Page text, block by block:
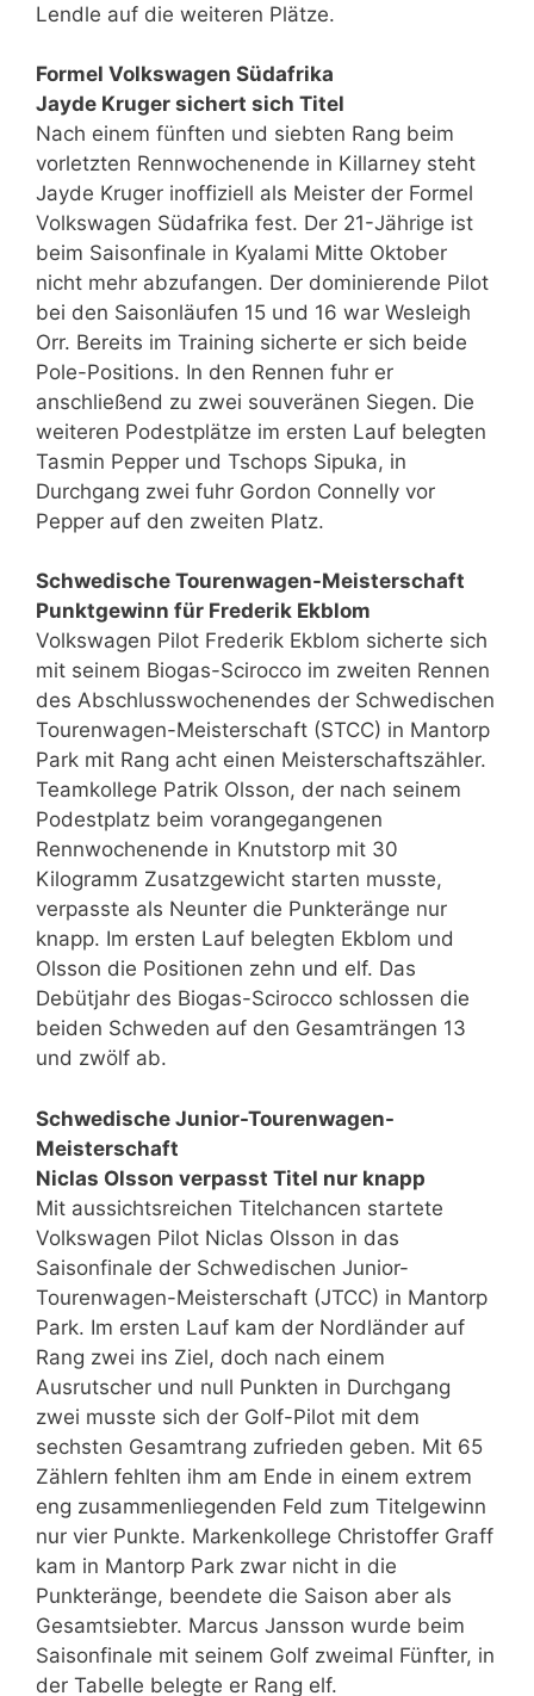
Lendle auf die weiteren Plätze.
Formel Volkswagen Südafrika
Jayde Kruger sichert sich Titel
Nach einem fünften und siebten Rang beim
vorletzten Rennwochenende in Killarney steht
Jayde Kruger inoffiziell als Meister der Formel
Volkswagen Südafrika fest. Der 21-Jährige ist
beim Saisonfinale in Kyalami Mitte Oktober
nicht mehr abzufangen. Der dominierende Pilot
bei den Saisonläufen 15 und 16 war Wesleigh
Orr. Bereits im Training sicherte er sich beide
Pole-Positions. In den Rennen fuhr er
anschließend zu zwei souveränen Siegen. Die
weiteren Podestplätze im ersten Lauf belegten
Tasmin Pepper und Tschops Sipuka, in
Durchgang zwei fuhr Gordon Connelly vor
Pepper auf den zweiten Platz.
Schwedische Tourenwagen-Meisterschaft
Punktgewinn für Frederik Ekblom
Volkswagen Pilot Frederik Ekblom sicherte sich
mit seinem Biogas-Scirocco im zweiten Rennen
des Abschlusswochenendes der Schwedischen
Tourenwagen-Meisterschaft (STCC) in Mantorp
Park mit Rang acht einen Meisterschaftszähler.
Teamkollege Patrik Olsson, der nach seinem
Podestplatz beim vorangegangenen
Rennwochenende in Knutstorp mit 30
Kilogramm Zusatzgewicht starten musste,
verpasste als Neunter die Punkteränge nur
knapp. Im ersten Lauf belegten Ekblom und
Olsson die Positionen zehn und elf. Das
Debütjahr des Biogas-Scirocco schlossen die
beiden Schweden auf den Gesamträngen 13
und zwölf ab.
Schwedische Junior-Tourenwagen-
Meisterschaft
Niclas Olsson verpasst Titel nur knapp
Mit aussichtsreichen Titelchancen startete
Volkswagen Pilot Niclas Olsson in das
Saisonfinale der Schwedischen Junior-
Tourenwagen-Meisterschaft (JTCC) in Mantorp
Park. Im ersten Lauf kam der Nordländer auf
Rang zwei ins Ziel, doch nach einem
Ausrutscher und null Punkten in Durchgang
zwei musste sich der Golf-Pilot mit dem
sechsten Gesamtrang zufrieden geben. Mit 65
Zählern fehlten ihm am Ende in einem extrem
eng zusammenliegenden Feld zum Titelgewinn
nur vier Punkte. Markenkollege Christoffer Graff
kam in Mantorp Park zwar nicht in die
Punkteränge, beendete die Saison aber als
Gesamtsiebter. Marcus Jansson wurde beim
Saisonfinale mit seinem Golf zweimal Fünfter, in
der Tabelle belegte er Rang elf.